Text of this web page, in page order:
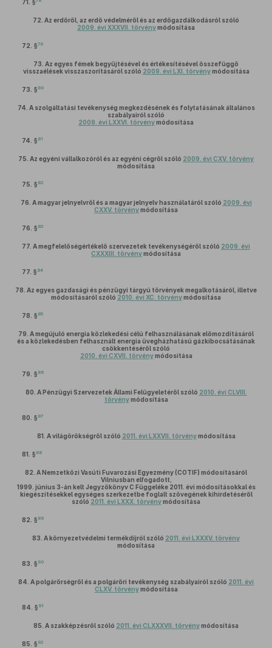
71. §
72. Az erdőről, az erdő védelméről és az erdőgazdálkodásról szóló
2009. évi XXXVII. törvénymódosítása
72. §79
73. Az egyes fémek begyűjtésével és értékesítésével összefüggő
visszaélések visszaszorításáról szóló 2009. évi LXI. törvénymódosítása
73. § 80
74. A szolgáltatási tevékenység megkezdésének és folytatásának általános
szabályairól szóló
2009. évi LXXVI. törvénymódosítása
74. § 81
75. Az egyéni vállalkozóról és az egyéni cégről szóló 2009. évi CXV. törvény
módosítása
75. § 82
76. A magyar jelnyelvről és a magyar jelnyelv használatáról szóló 2009. évi
CXXV. törvénymódosítása
76. § 83
77. A megfelelőségértékelő szervezetek tevékenységéről szóló 2009. évi
CXXXIII. törvénymódosítása
77. § 84
78. Az egyes gazdasági és pénzügyi tárgyú törvények megalkotásáról, illetve
módosításáról szóló 2010. évi XC. törvénymódosítása
78. § 85
79. A megújuló energia közlekedési célú felhasználásának előmozdításáról
és a közlekedésben felhasznált energia üvegházhatású gázkibocsátásának
csökkentéséről szóló
2010. évi CXVII. törvénymódosítása
79. § 86
80. A Pénzügyi Szervezetek Állami Felügyeletéről szóló 2010. évi CLVIII.
törvénymódosítása
80. § 87
81. A világörökségről szóló 2011. évi LXXVII. törvénymódosítása
81. § 88
82. A Nemzetközi Vasúti Fuvarozási Egyezmény (COTIF) módosításáról
Vilniusban elfogadott,
1999. június 3-án kelt Jegyzőkönyv C Függeléke 2011. évi módosításokkal és
kiegészítésekkel egységes szerkezetbe foglalt szövegének kihirdetéséről
szóló 2011. évi LXXX. törvénymódosítása
82. § 89
83. A környezetvédelmi termékdíjról szóló 2011. évi LXXXV. törvény
módosítása
83. § 90
84. A polgárőrségről és a polgárőri tevékenység szabályairól szóló 2011. évi
CLXV. törvénymódosítása
84. § 91
85. A szakképzésről szóló 2011. évi CLXXXVII. törvénymódosítása
85. § 92